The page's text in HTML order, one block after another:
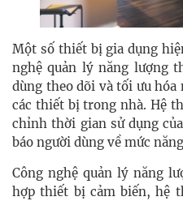
Một số thiết bị gia dụng
nghệ quản lý năng lượng
dùng theo dõi và tối ưu
các thiết bị trong nhà. Hệ
chỉnh thời gian sử dụng
báo người dùng về mức
Công nghệ quản lý năng
hợp thiết bị cảm biến, hệ